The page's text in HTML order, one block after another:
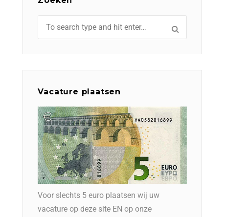
Vacature plaatsen
Voor slechts 5 euro plaatsen wij uw
vacature op deze site EN op onze